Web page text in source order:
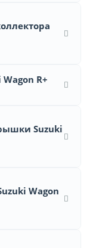
R+
Suzuki
Wagon